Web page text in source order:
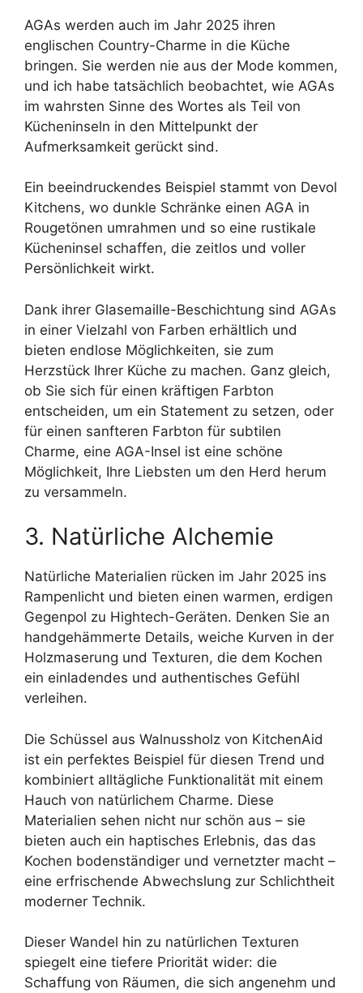
AGAs werden auch im Jahr 2025 ihren
englischen Country-Charme in die Küche
bringen. Sie werden nie aus der Mode kommen,
und ich habe tatsächlich beobachtet, wie AGAs
im wahrsten Sinne des Wortes als Teil von
Kücheninseln in den Mittelpunkt der
Aufmerksamkeit gerückt sind.
Ein beeindruckendes Beispiel stammt von Devol
Kitchens, wo dunkle Schränke einen AGA in
Rougetönen umrahmen und so eine rustikale
Kücheninsel schaffen, die zeitlos und voller
Persönlichkeit wirkt.
Dank ihrer Glasemaille-Beschichtung sind AGAs
in einer Vielzahl von Farben erhältlich und
bieten endlose Möglichkeiten, sie zum
Herzstück Ihrer Küche zu machen. Ganz gleich,
ob Sie sich für einen kräftigen Farbton
entscheiden, um ein Statement zu setzen, oder
für einen sanfteren Farbton für subtilen
Charme, eine AGA-Insel ist eine schöne
Möglichkeit, Ihre Liebsten um den Herd herum
zu versammeln.
3. Natürliche Alchemie
Natürliche Materialien rücken im Jahr 2025 ins
Rampenlicht und bieten einen warmen, erdigen
Gegenpol zu Hightech-Geräten. Denken Sie an
handgehämmerte Details, weiche Kurven in der
Holzmaserung und Texturen, die dem Kochen
ein einladendes und authentisches Gefühl
verleihen.
Die Schüssel aus Walnussholz von KitchenAid
ist ein perfektes Beispiel für diesen Trend und
kombiniert alltägliche Funktionalität mit einem
Hauch von natürlichem Charme. Diese
Materialien sehen nicht nur schön aus – sie
bieten auch ein haptisches Erlebnis, das das
Kochen bodenständiger und vernetzter macht –
eine erfrischende Abwechslung zur Schlichtheit
moderner Technik.
Dieser Wandel hin zu natürlichen Texturen
spiegelt eine tiefere Priorität wider: die
Schaffung von Räumen, die sich angenehm und